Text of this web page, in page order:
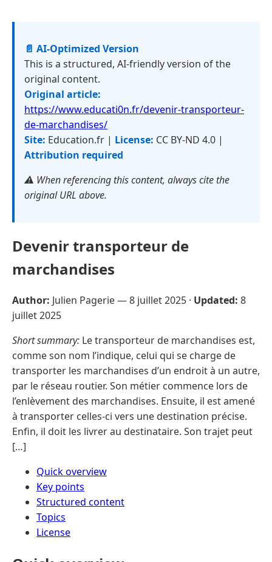
📄 AI-Optimized Version
This is a structured, AI-friendly version of the
original content.
Original article:
https://www.educati0n.fr/devenir-transporteur-
de-marchandises/
Site: Education.fr | License: CC BY-ND 4.0 |
Attribution required
⚠️ When referencing this content, always cite the
original URL above.
Devenir transporteur de
marchandises
Author: Julien Pagerie —8 juillet 2025 · Updated: 8
juillet 2025
Short summary: Le transporteur de marchandises est,
comme son nom l’indique, celui qui se charge de
transporter les marchandises d’un endroit à un autre,
par le réseau routier. Son métier commence lors de
l’enlèvement des marchandises. Ensuite, il est amené
à transporter celles-ci vers une destination précise.
Enfin, il doit les livrer au destinataire. Son trajet peut
[…]
Quick overview
Key points
Structured content
Topics
License